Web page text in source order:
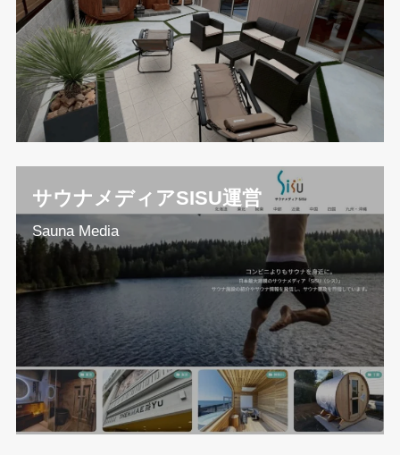
サウナメディアSISU運営
Sauna Media